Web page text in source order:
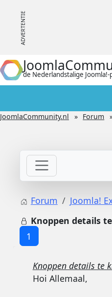
de Nederlandstalige Joomla!-
JoomlaCommunity.nl Forum
Forum Joomla!
Knoppen details
1
Knoppen details te
Hoi Allemaal,